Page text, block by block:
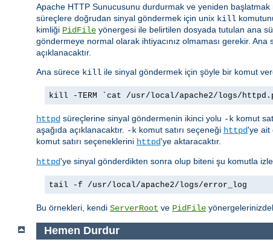
Apache HTTP Sunucusunu durdurmak ve yeniden başlatmak
süreçlere doğrudan sinyal göndermek için unix kill
kimliği PidFile yönergesi ile belirtilen dosyada tutulan ana
göndermeye normal olarak ihtiyacınız olmaması gerekir.
açıklanacaktır.
Ana sürece kill ile sinyal göndermek için şöyle bir komut
kill -TERM `cat /usr/local/apache2/logs/
httpd süreçlerine sinyal göndermenin ikinci yolu -k komut
aşağıda açıklanacaktır. -k komut satırı seçeneği httpd'ye ait
komut satırı seçeneklerini httpd'ye aktaracaktır.
httpd'ye sinyal gönderdikten sonra olup biteni şu komutla
tail -f /usr/local/apache2/logs/error_log
Bu örnekleri, kendi ServerRoot ve PidFile
Hemen Durdur